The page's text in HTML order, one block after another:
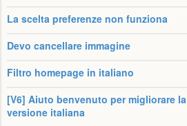
La scelta preferenze non funziona
Devo cancellare immagine
Filtro homepage in italiano
[V6] Aiuto benvenuto per migliorare la
versione italiana